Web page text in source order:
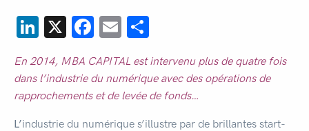
LinkedIn
X Facebook
Email
En 2014, MBA CAPITAL est intervenu plus de quatre fois
dans l’industrie du numérique avec des opérations de
rapprochements et de levée de fonds…
L’industrie du numérique s’illustre par de brillantes start-